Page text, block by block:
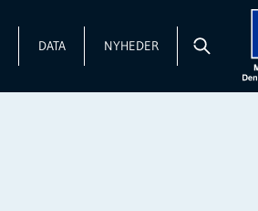
DATA NYHEDER